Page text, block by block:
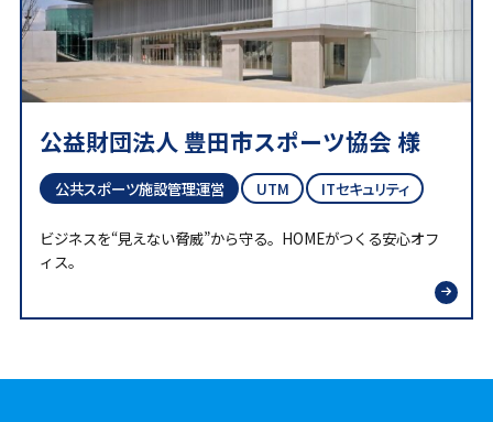
公益財団法人 豊田市スポーツ協会 様
公共スポーツ施設管理運営 UTM ITセキュリティ
ビジネスを“見えない脅威”から守る。HOMEがつくる安心オフ
ィス。